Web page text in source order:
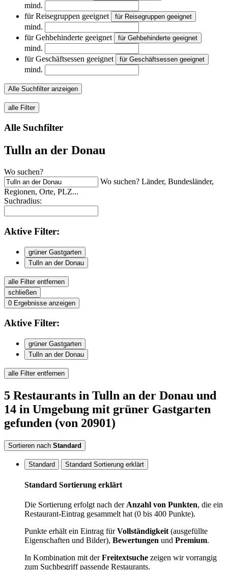
mind.
für Reisegruppen geeignet
für Reisegruppen geeignet
mind.
für Gehbehinderte geeignet
für Gehbehinderte geeignet
mind.
für Geschäftsessen geeignet
für Geschäftsessen geeignet
mind.
Alle Suchfilter anzeigen
alle Filter
Alle Suchfilter
Tulln an der Donau
Wo suchen?
Wo suchen? Länder, Bundesländer,
Regionen, Orte, PLZ...
Suchradius:
Aktive Filter:
grüner Gastgarten
Tulln an der Donau
alle Filter entfernen
schließen
0 Ergebnisse anzeigen
Aktive Filter:
grüner Gastgarten
Tulln an der Donau
alle Filter entfernen
5 Restaurants in Tulln an der Donau und
14 in Umgebung mit grüner Gastgarten
gefunden (von 20901)
Sortieren nach Standard
Standard Standard Sortierung erklärt
Standard Sortierung erklärt
Die Sortierung erfolgt nach derAnzahl von Punkten, die ein
Restaurant-Eintrag gesammelt hat (0 bis 400 Punkte).
Punkte erhält ein Eintrag fürVollständigkeit(ausgefüllte
Eigenschaften und Bilder), Bewertungen und Premium.
In Kombination mit derFreitextsuche zeigen wir vorrangig
zum Suchbegriff passende Restaurants.